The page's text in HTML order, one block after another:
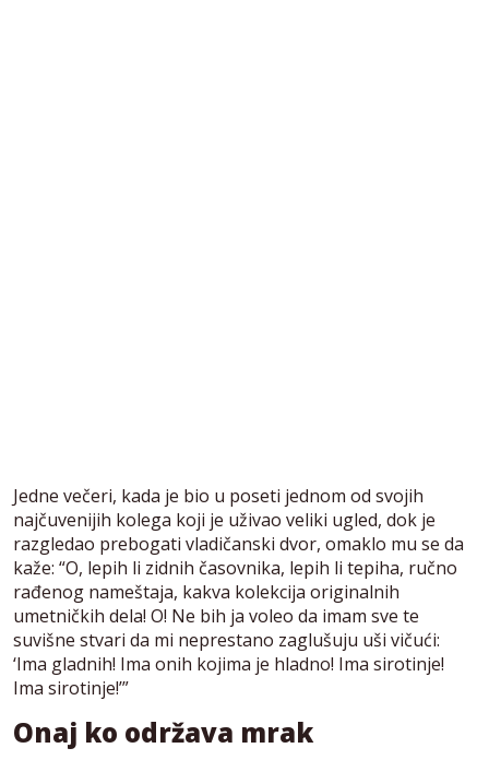
Jedne večeri, kada je bio u poseti jednom od svojih
najčuvenijih kolega koji je uživao veliki ugled, dok je
razgledao prebogati vladičanski dvor, omaklo mu se da
kaže: “O, lepih li zidnih časovnika, lepih li tepiha, ručno
rađenog nameštaja, kakva kolekcija originalnih
umetničkih dela! O! Ne bih ja voleo da imam sve te
suvišne stvari da mi neprestano zaglušuju uši vičući:
‘Ima gladnih! Ima onih kojima je hladno! Ima sirotinje!
Ima sirotinje!’”
Onaj ko održava mrak